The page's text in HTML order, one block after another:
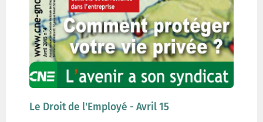
Le Droit de l'Employé - Avril 15